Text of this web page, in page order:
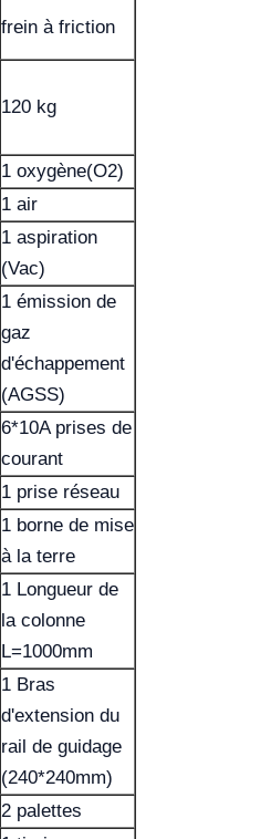
frein à friction
120 kg
1 oxygène(O2)
1 air
1 aspiration
(Vac)
1 émission de
gaz
d'échappement
(AGSS)
6*10A prises de
courant
1 prise réseau
1 borne de mise
à la terre
1 Longueur de
la colonne
L=1000mm
1 Bras
d'extension du
rail de guidage
(240*240mm)
2 palettes